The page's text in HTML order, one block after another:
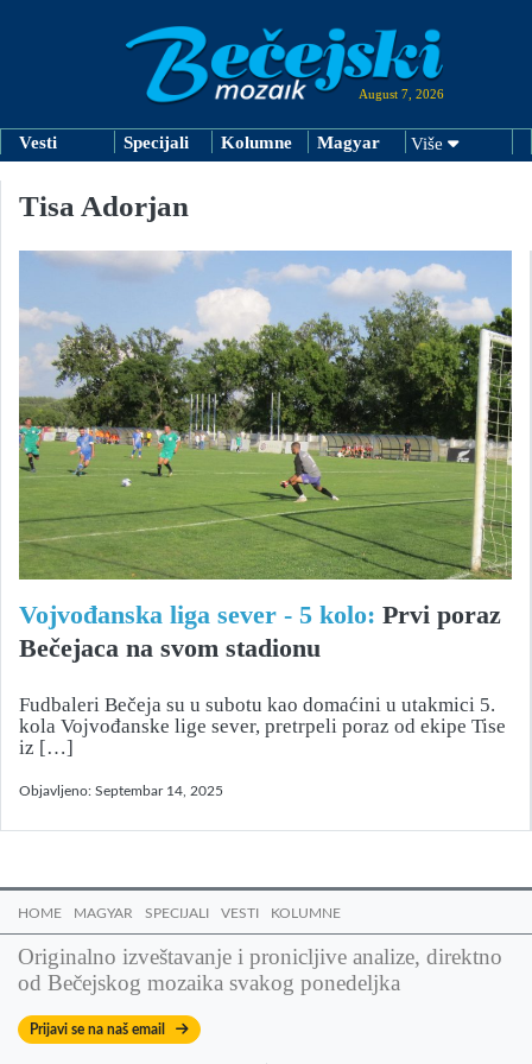
August 7, 2026
Vesti Specijali Kolumne Magyar Više
Tisa Adorjan
Vojvođanska liga sever - 5 kolo: Prvi poraz
Bečejaca na svom stadionu
Fudbaleri Bečeja su u subotu kao domaćini u utakmici 5.
kola Vojvođanske lige sever, pretrpeli poraz od ekipe Tise
iz […]
Objavljeno: Septembar 14, 2025
HOME MAGYAR SPECIJALI VESTI KOLUMNE
Originalno izveštavanje i pronicljive analize, direktno
od Bečejskog mozaika svakog ponedeljka
Prijavi se na naš email